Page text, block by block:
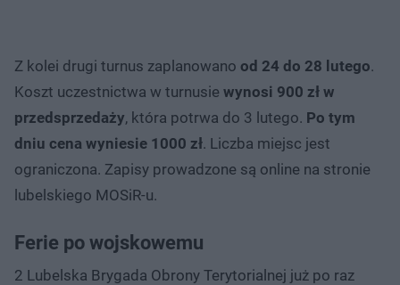
Z kolei drugi turnus zaplanowano od 24 do 28 lutego.
Koszt uczestnictwa w turnusie wynosi 900 zł w
przedsprzedaży, która potrwa do 3 lutego. Po tym
dniu cena wyniesie 1000 zł. Liczba miejsc jest
ograniczona. Zapisy prowadzone są online na stronie
lubelskiego MOSiR-u.
Ferie po wojskowemu
2 Lubelska Brygada Obrony Terytorialnej już po raz